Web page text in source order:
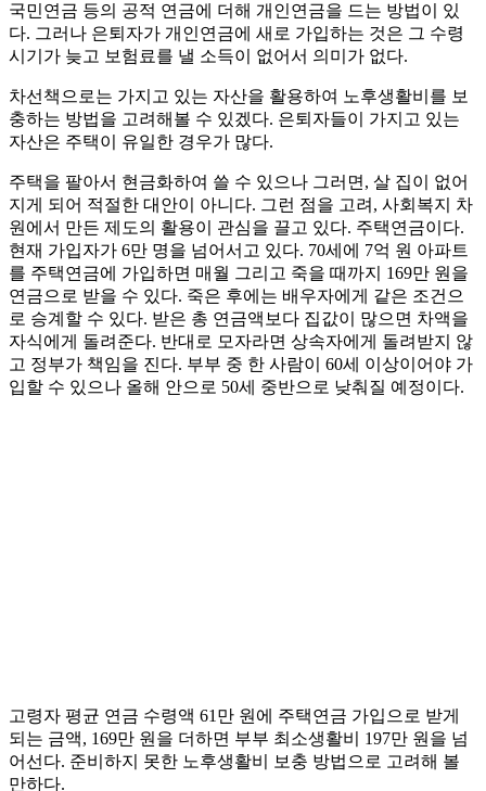
국민연금 등의 공적 연금에 더해 개인연금을 드는 방법이 있
다. 그러나 은퇴자가 개인연금에 새로 가입하는 것은 그 수령
시기가 늦고 보험료를 낼 소득이 없어서 의미가 없다.
차선책으로는 가지고 있는 자산을 활용하여 노후생활비를 보
충하는 방법을 고려해볼 수 있겠다. 은퇴자들이 가지고 있는
자산은 주택이 유일한 경우가 많다.
주택을 팔아서 현금화하여 쓸 수 있으나 그러면, 살 집이 없어
지게 되어 적절한 대안이 아니다. 그런 점을 고려, 사회복지 차
원에서 만든 제도의 활용이 관심을 끌고 있다. 주택연금이다.
현재 가입자가 6만 명을 넘어서고 있다. 70세에 7억 원 아파트
를 주택연금에 가입하면 매월 그리고 죽을 때까지 169만 원을
연금으로 받을 수 있다. 죽은 후에는 배우자에게 같은 조건으
로 승계할 수 있다. 받은 총 연금액보다 집값이 많으면 차액을
자식에게 돌려준다. 반대로 모자라면 상속자에게 돌려받지 않
고 정부가 책임을 진다. 부부 중 한 사람이 60세 이상이어야 가
입할 수 있으나 올해 안으로 50세 중반으로 낮춰질 예정이다.
고령자 평균 연금 수령액 61만 원에 주택연금 가입으로 받게
되는 금액, 169만 원을 더하면 부부 최소생활비 197만 원을 넘
어선다. 준비하지 못한 노후생활비 보충 방법으로 고려해 볼
만하다.